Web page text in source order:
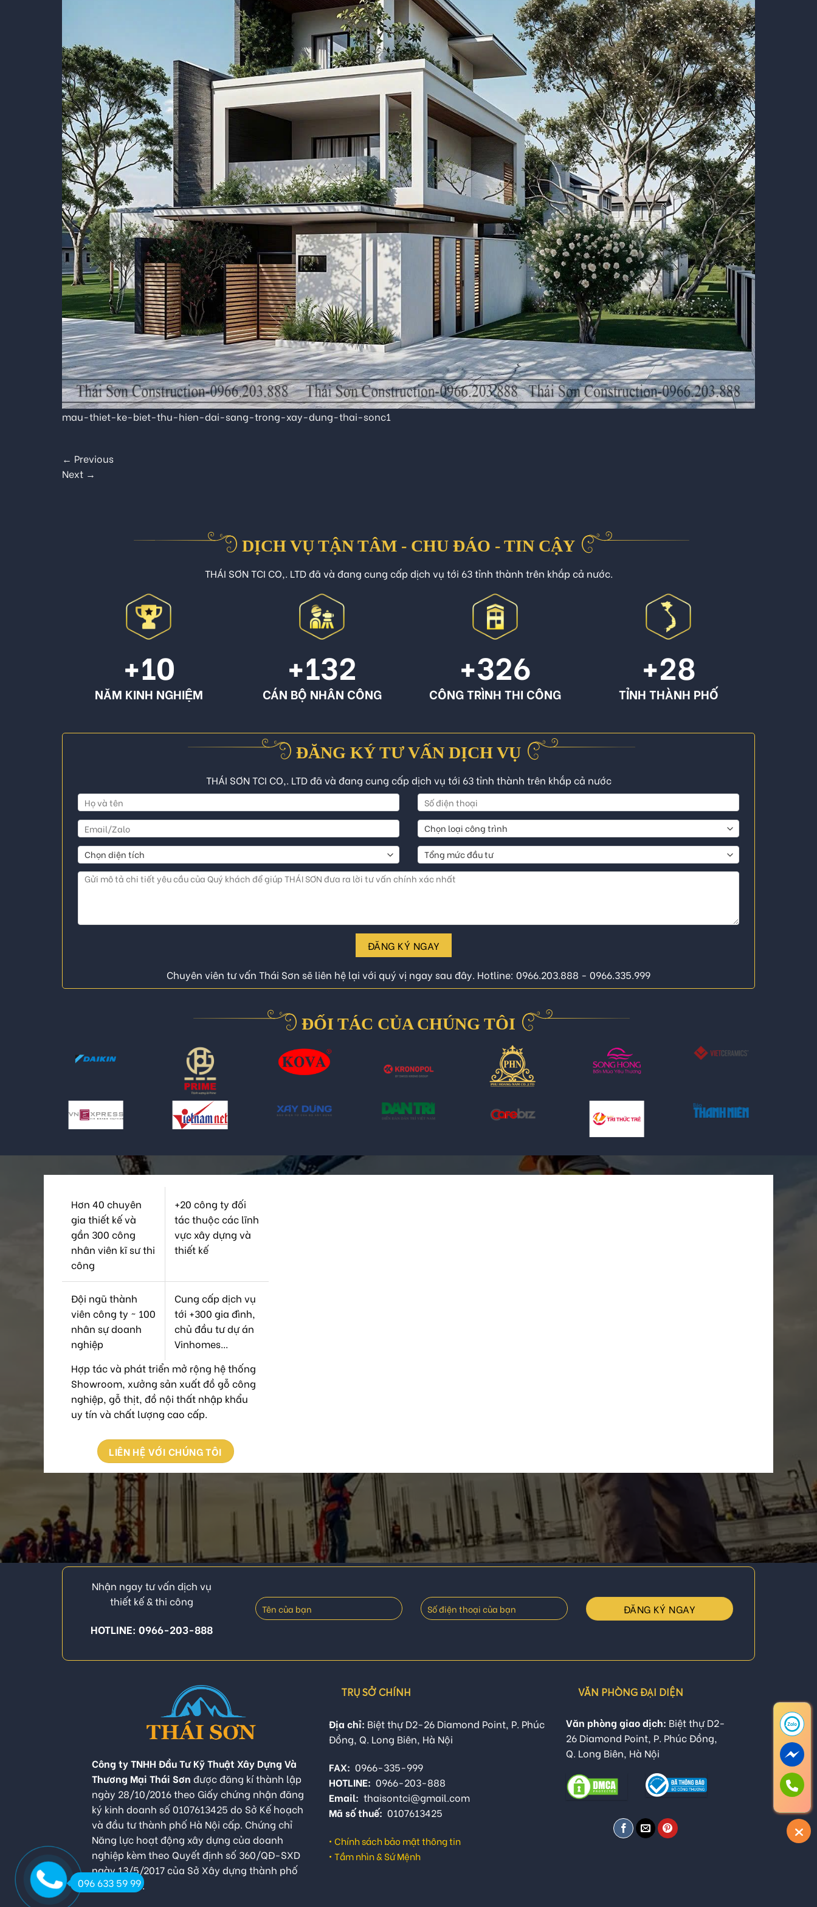
mau-thiet-ke-biet-thu-hien-dai-sang-trong-xay-dung-thai-sonc1
← Previous
Next →
DỊCH VỤ TẬN TÂM - CHU ĐÁO - TIN CẬY
THÁI SƠN TCI CO,. LTD đã và đang cung cấp dịch vụ tới 63 tỉnh thành trên khắp cả nước.
+10
NĂM KINH NGHIỆM
+132
CÁN BỘ NHÂN CÔNG
+326
CÔNG TRÌNH THI CÔNG
+28
TỈNH THÀNH PHỐ
ĐĂNG KÝ TƯ VẤN DỊCH VỤ
THÁI SƠN TCI CO,. LTD đã và đang cung cấp dịch vụ tới 63 tỉnh thành trên khắp cả nước
ĐĂNG KÝ NGAY
Chuyên viên tư vấn Thái Sơn sẽ liên hệ lại với quý vị ngay sau đây. Hotline: 0966.203.888 - 0966.335.999
ĐỐI TÁC CỦA CHÚNG TÔI
Hơn 40 chuyên
gia thiết kế và
gần 300 công
nhân viên kĩ sư thi
công
+20 công ty đối
tác thuộc các lĩnh
vực xây dựng và
thiết kế
Đội ngũ thành
viên công ty ~ 100
nhân sự doanh
nghiệp
Cung cấp dịch vụ
tới +300 gia đình,
chủ đầu tư dự án
Vinhomes...
Hợp tác và phát triển mở rộng hệ thống
Showroom, xưởng sản xuất đồ gỗ công
nghiệp, gỗ thịt, đồ nội thất nhập khẩu
uy tín và chất lượng cao cấp.
LIÊN HỆ VỚI CHÚNG TÔI
Nhận ngay tư vấn dịch vụ
thiết kế & thi công
HOTLINE: 0966-203-888
Công ty TNHH Đầu Tư Kỹ Thuật Xây Dựng Và
Thương Mại Thái Sơn được đăng kí thành lập
ngày 28/10/2016 theo Giấy chứng nhận đăng
ký kinh doanh số 0107613425 do Sở Kế hoạch
và đầu tư thành phố Hà Nội cấp. Chứng chỉ
Năng lực hoạt động xây dựng của doanh
nghiệp kèm theo Quyết định số 360/QĐ-SXD
ngày 13/5/2017 của Sở Xây dựng thành phố
Hà Nội cấp.
TRỤ SỞ CHÍNH
Địa chỉ: Biệt thự D2-26 Diamond Point, P. Phúc
Đồng, Q. Long Biên, Hà Nội
FAX: 0966-335-999
HOTLINE: 0966-203-888
Email: thaisontci@gmail.com
Mã số thuế: 0107613425
• Chính sách bảo mật thông tin
• Tầm nhìn & Sứ Mệnh
VĂN PHÒNG ĐẠI DIỆN
Văn phòng giao dịch: Biệt thự D2-
26 Diamond Point, P. Phúc Đồng,
Q. Long Biên, Hà Nội
096 633 59 99